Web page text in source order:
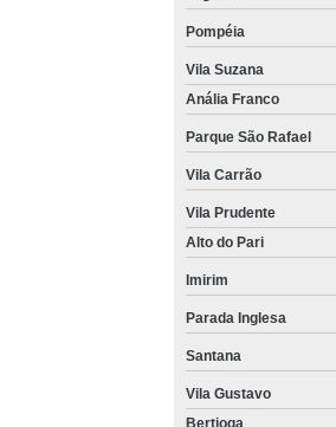
Pompéia
Vila Suzana
Anália Franco
Parque São Rafael
Vila Carrão
Vila Prudente
Alto do Pari
Imirim
Parada Inglesa
Santana
Vila Gustavo
Bertioga